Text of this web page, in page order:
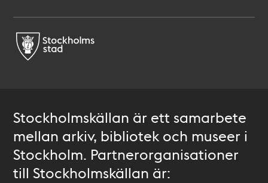
Stockholmskällan är ett samarbete
mellan arkiv, bibliotek och museer i
Stockholm. Partnerorganisationer
till Stockholmskällan är: